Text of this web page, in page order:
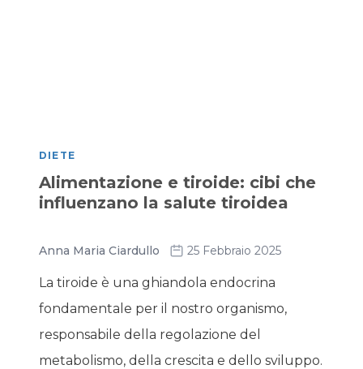
DIETE
Alimentazione e tiroide: cibi che
influenzano la salute tiroidea
Anna Maria Ciardullo 25 Febbraio 2025
La tiroide è una ghiandola endocrina
fondamentale per il nostro organismo,
responsabile della regolazione del
metabolismo, della crescita e dello sviluppo.